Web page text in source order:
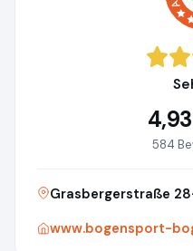
584
Grasbergerstraße
www.bogensport-